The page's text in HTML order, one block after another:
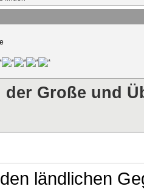
Große und
ländlichen